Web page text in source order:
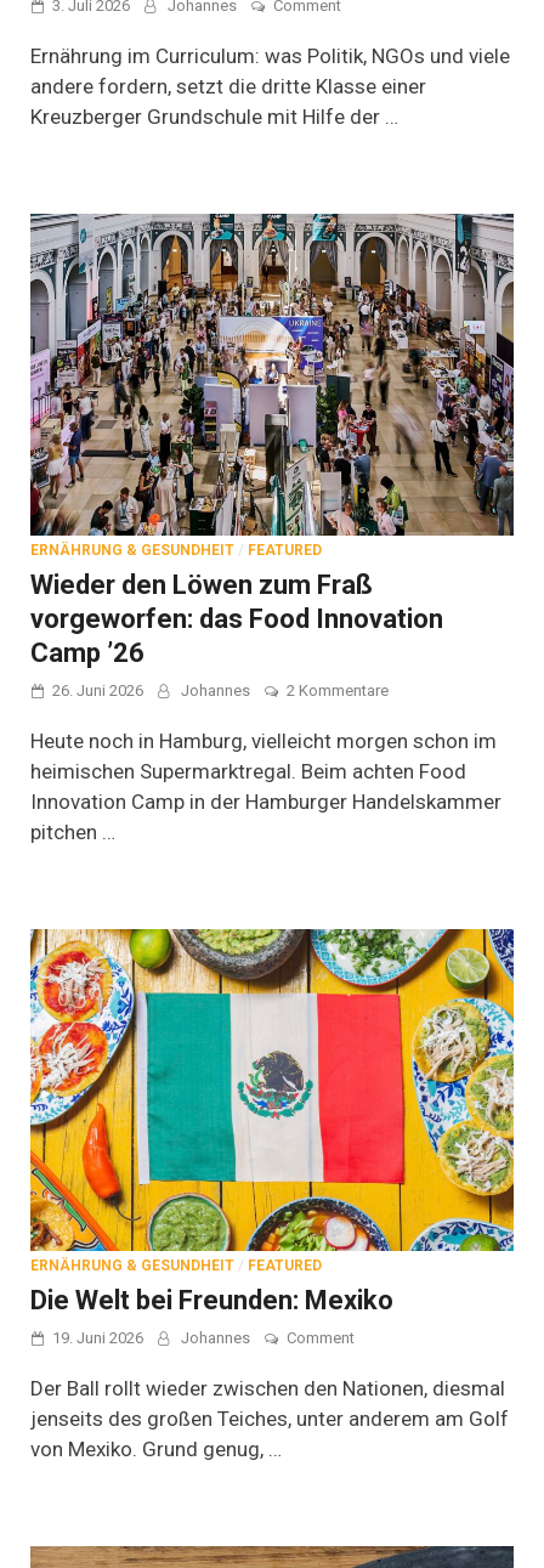
3. Juli 2026 Johannes Commenton
am
Kochtopf
Ernährung im Curriculum: was Politik, NGOs und viele
andere fordern, setzt die dritte Klasse einer
Kreuzberger Grundschule mit Hilfe der …
ERNÄHRUNG & GESUNDHEIT / FEATURED
Wieder den Löwen zum Fraß
vorgeworfen: das Food Innovation
Camp ’26
26. Juni 2026 Johannes 2 Kommentarezu
zum
Fraß
’26
Heute noch in Hamburg, vielleicht morgen schon im
heimischen Supermarktregal. Beim achten Food
Innovation Camp in der Hamburger Handelskammer
pitchen …
ERNÄHRUNG & GESUNDHEIT / FEATURED
Die Welt bei Freunden: Mexiko
19. Juni 2026 Johannes Commenton
Welt
Freunden:
Der Ball rollt wieder zwischen den Nationen, diesmal
jenseits des großen Teiches, unter anderem am Golf
von Mexiko. Grund genug, …